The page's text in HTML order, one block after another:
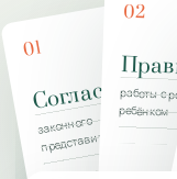
01
Согласие
законного
представителя
02
работы с
ребёнком